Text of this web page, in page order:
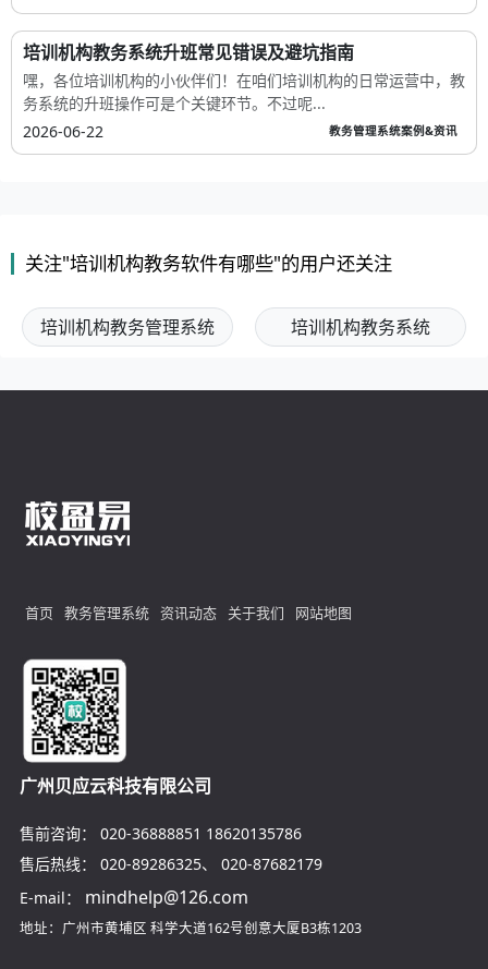
培训机构教务系统升班常见错误及避坑指南
嘿，各位培训机构的小伙伴们！在咱们培训机构的日常运营中，教
务系统的升班操作可是个关键环节。不过呢...
2026-06-22
教务管理系统案例&资讯
关注"培训机构教务软件有哪些"的用户还关注
培训机构教务管理系统 培训机构教务系统
首页 教务管理系统 资讯动态 关于我们 网站地图
广州贝应云科技有限公司
售前咨询： 020-36888851 18620135786
售后热线：
020-89286325、 020-87682179
E-mail：
mindhelp@126.com
地址：广州市黄埔区 科学大道162号创意大厦B3栋1203